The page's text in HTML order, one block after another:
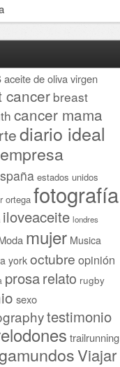
aceite de oliva virgen
cancer breast
cancer mama
diario ideal
empresa
estados unidos
ortega fotografía
iloveaceite londres
mujer Musica
york octubre opinión
prosarelato rugby
sexo
testimonio
trailrunning
Viajar